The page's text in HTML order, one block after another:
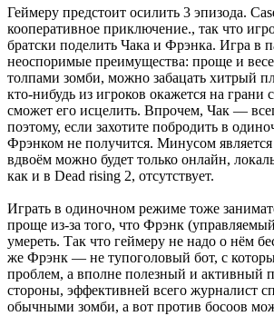
Геймеру предстоит осилить 3 эпизода.
кооперативное приключение., так что
братски поделить Чака и Фрэнка. Игра в
неоспоримые преимущества: проще и
толпами зомби, можно забацать хитрый
кто-нибудь из игроков окажется на грани
сможет его исцелить. Впрочем, Чак —
поэтому, если захотите побродить в
Фрэнком не получится. Минусом является
вдвоём можно будет только онлайн,
как и в Dead rising 2, отсутствует.
Играть в одиночном режиме тоже
проще из-за того, что Фрэнк
умереть. Так что геймеру не надо о нём
же Фрэнк — не тупоголовый бот, с
проблем, а вполне полезный и активный
стороны, эффективней всего журналист
обычными зомби, а вот против босоов